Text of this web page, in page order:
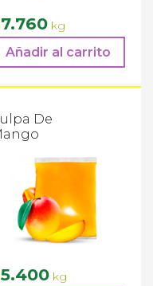
7.760kg
Añadir al carrito
De
5.400kg